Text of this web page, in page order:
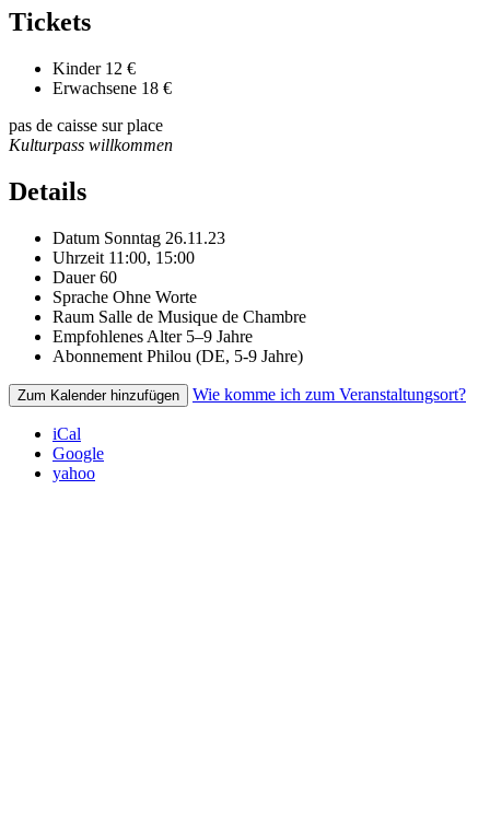
Tickets
Kinder 12 €
Erwachsene 18 €
pas de caisse sur place
Kulturpass willkommen
Details
Datum Sonntag 26.11.23
Uhrzeit 11:00, 15:00
Dauer 60
Sprache Ohne Worte
Raum Salle de Musique de Chambre
Empfohlenes Alter 5–9 Jahre
Abonnement Philou (DE, 5-9 Jahre)
Zum Kalender hinzufügen Wie komme ich zum Veranstaltungsort?
iCal
Google
yahoo